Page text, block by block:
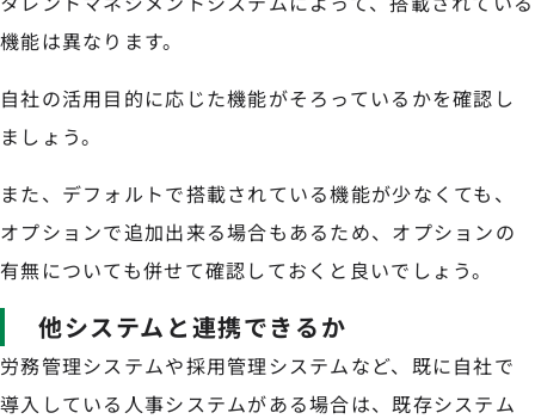
機能は異なります。
自社の活用目的に応じた機能がそろっているかを確認し
ましょう。
また、デフォルトで搭載されている機能が少なくても、
オプションで追加出来る場合もあるため、オプションの
有無についても併せて確認しておくと良いでしょう。
他システムと連携できるか
労務管理システムや採用管理システムなど、既に自社で
導入している人事システムがある場合は、既存システム